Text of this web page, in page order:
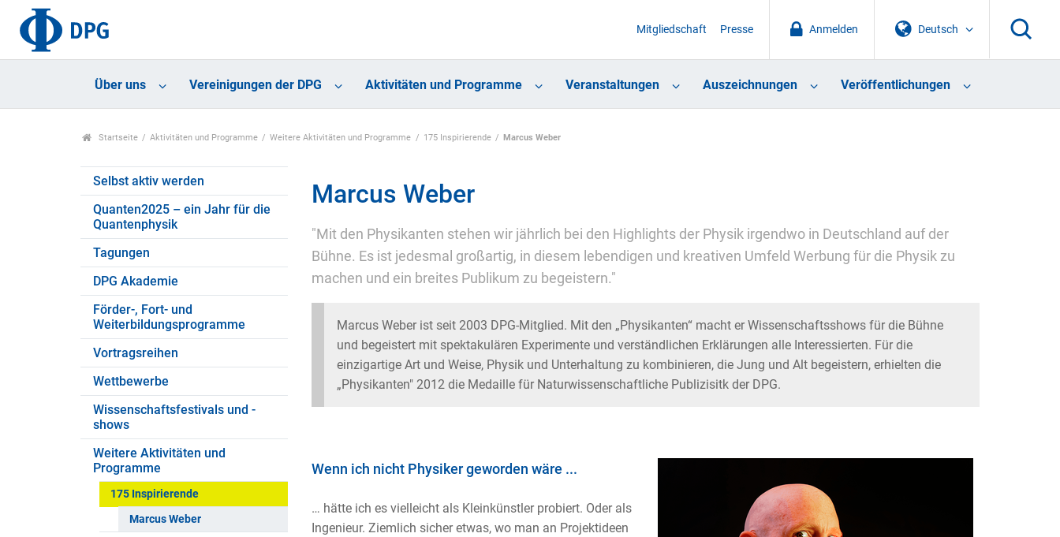
Deutsch
Anmelden
Mitgliedschaft Presse
Über uns Vereinigungen der DPG Aktivitäten und Programme Veranstaltungen Auszeichnungen Veröffentlichungen
Startseite Aktivitäten und Programme Weitere Aktivitäten und Programme 175 Inspirierende Marcus Weber
Selbst aktiv werden
Quanten2025 – ein Jahr für die
Quantenphysik
Tagungen
DPG Akademie
Förder-, Fort- und
Weiterbildungsprogramme
Vortragsreihen
Wettbewerbe
Wissenschaftsfestivals und -
shows
Weitere Aktivitäten und
Programme
175 Inspirierende
Marcus Weber
Marcus Weber
"Mit den Physikanten stehen wir jährlich bei den Highlights der Physik irgendwo in Deutschland auf der
Bühne. Es ist jedesmal großartig, in diesem lebendigen und kreativen Umfeld Werbung für die Physik zu
machen und ein breites Publikum zu begeistern."
Marcus Weber ist seit 2003 DPG-Mitglied. Mit den „Physikanten“ macht er Wissenschaftsshows für die Bühne
und begeistert mit spektakulären Experimente und verständlichen Erklärungen alle Interessierten. Für die
einzigartige Art und Weise, Physik und Unterhaltung zu kombinieren, die Jung und Alt begeistern, erhielten die
„Physikanten" 2012 die Medaille für Naturwissenschaftliche Publizisitk der DPG.
Wenn ich nicht Physiker geworden wäre ...
… hätte ich es vielleicht als Kleinkünstler probiert. Oder als
Ingenieur. Ziemlich sicher etwas, wo man an Projektideen